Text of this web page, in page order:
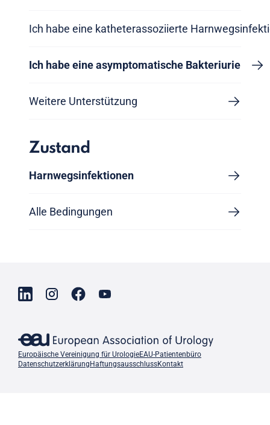
Ich habe eine katheterassoziierte
Ich habe eine asymptomatische Bakteriurie
Weitere Unterstützung
Zustand
Harnwegsinfektionen
Alle Bedingungen
Europäische Vereinigung für UrologieEAU-Patientenbüro
Datenschutzerklärung HaftungsausschlussKontakt